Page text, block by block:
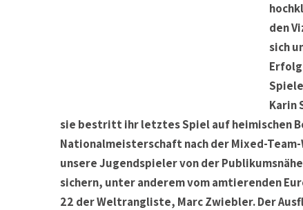
den
sich
Karin
sie bestritt ihr letztes Spiel auf heimischen
Nationalmeisterschaft nach der Mixed-
unsere Jugendspieler von der
sichern, unter anderem vom amtierenden
22 der Weltrangliste, Marc Zwiebler. Der